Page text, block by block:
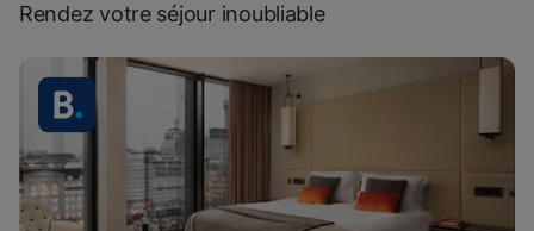
Rendez votre séjour inoubliable